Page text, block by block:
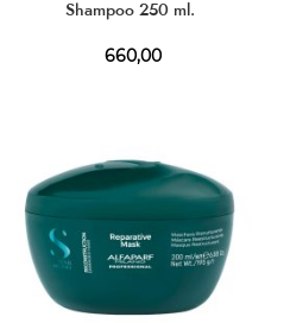
Shampoo 250 ml.
660,00